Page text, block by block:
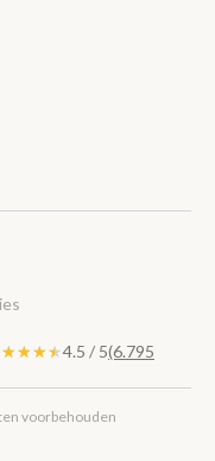
4.5 / 5(6.795
voorbehouden